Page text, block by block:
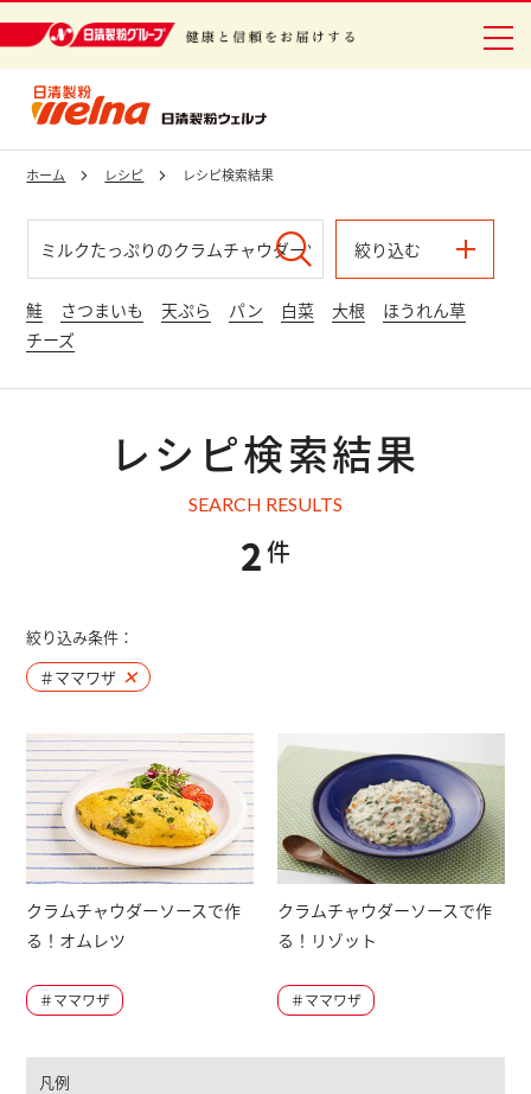
ホーム レシピ レシピ検索結果
絞り込む
鮭 さつまいも 天ぷら パン 白菜 大根
ほうれん草
チーズ
レシピ検索結果
SEARCH RESULTS
2件
絞り込み条件：
＃ママワザ ×
クラムチャウダーソースで作
る！オムレツ
＃ママワザ
クラムチャウダーソースで作
る！リゾット
＃ママワザ
凡例